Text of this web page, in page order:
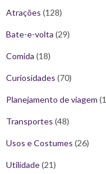
Atrações (128)
Bate-e-volta (29)
Comida (18)
Curiosidades (70)
Planejamento de viagem
Transportes (48)
Usos e Costumes (26)
Utilidade(21)